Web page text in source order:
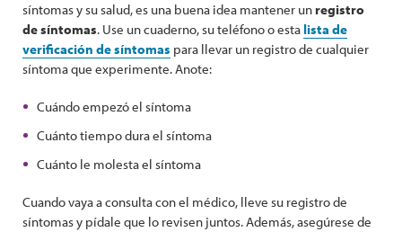
síntomas y su salud, es una buena idea mantener unregistro
de síntomas. Use un cuaderno, su teléfono o esta lista de
verificación de síntomas para llevar un registro de cualquier
síntoma que experimente. Anote:
Cuándo empezó el síntoma
Cuánto tiempo dura el síntoma
Cuánto le molesta el síntoma
Cuando vaya a consulta con el médico, lleve su registro de
síntomas y pídale que lo revisen juntos. Además, asegúrese de